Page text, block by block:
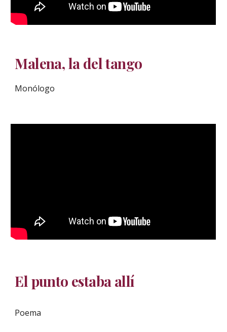
Malena, la del tango
Monólogo
El punto estaba allí
Poema